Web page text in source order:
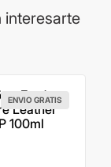
interesarte
ENVIO GRATIS